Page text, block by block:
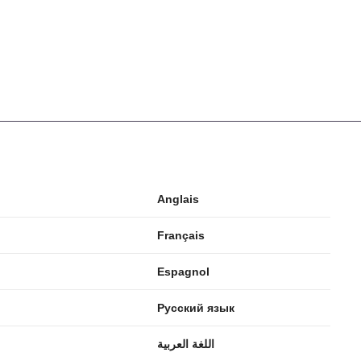
Anglais
Français
Espagnol
Русский язык
اللغة العربية